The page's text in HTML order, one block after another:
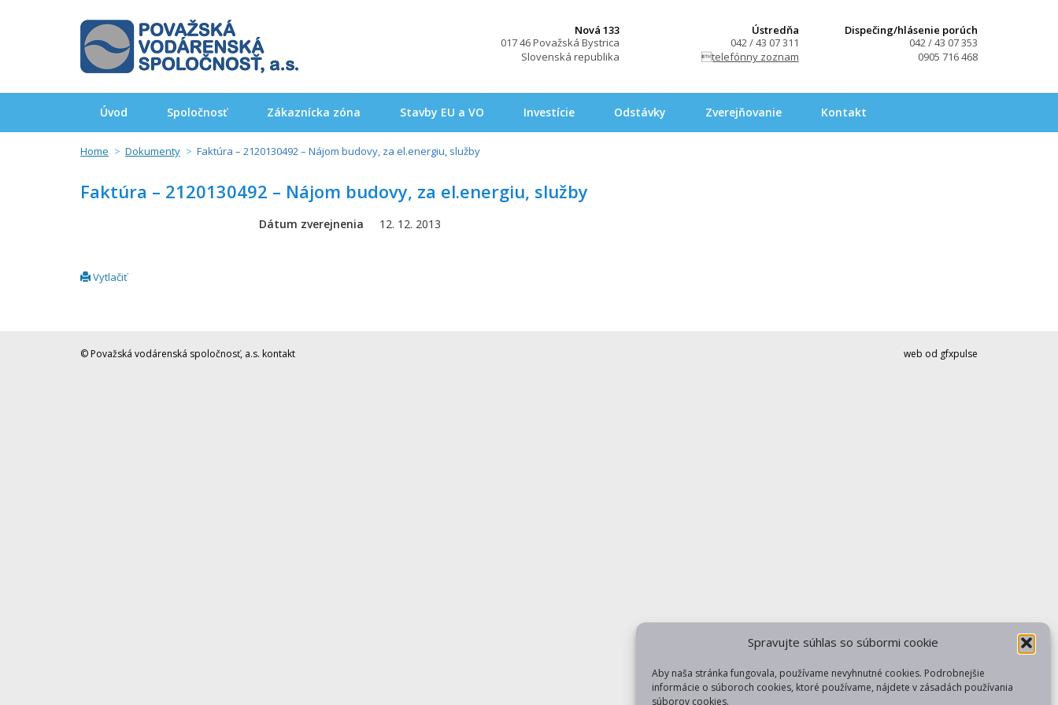
Spravujte súhlas so súbormi cookie
Aby naša stránka fungovala, používame nevyhnutné cookies. Podrobnejšie
informácie o súboroch cookies, ktoré používame, nájdete v zásadách používania
súborov cookies.
Nová 133
017 46 Považská Bystrica
Slovenská republika
Ústredňa
042 / 43 07 311
telefónny zoznam
Dispečing/hlásenie porúch
042 / 43 07 353
0905 716 468
Úvod Spoločnosť Zákaznícka zóna Stavby EU a VO Investície Odstávky Zverejňovanie Kontakt
Home Dokumenty Faktúra – 2120130492 – Nájom budovy, za el.energiu, služby
Faktúra – 2120130492 – Nájom budovy, za el.energiu, služby
Dátum zverejnenia 12. 12. 2013
Vytlačiť
© Považská vodárenská spoločnosť, a.s. kontakt web od gfxpulse